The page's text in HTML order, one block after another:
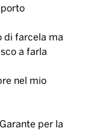
di farcela ma
a farla
nel mio
per la